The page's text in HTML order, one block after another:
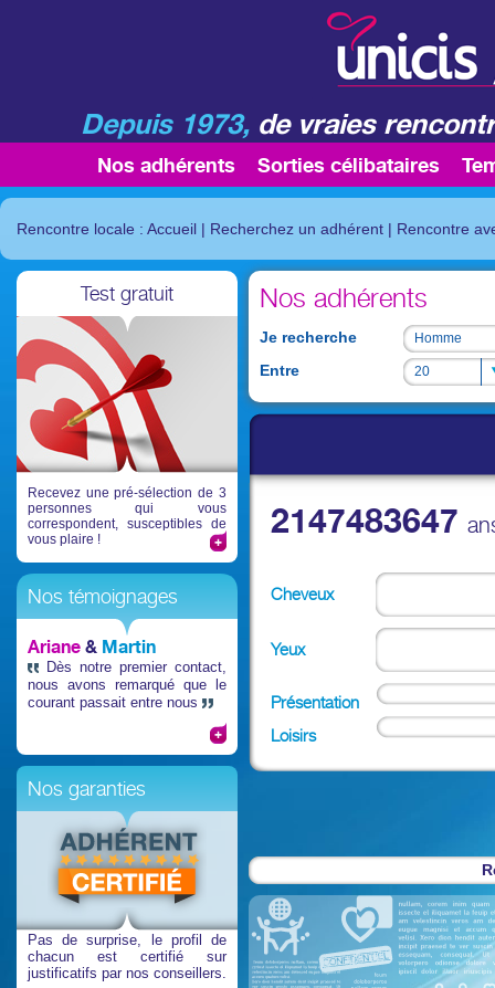
Depuis 1973, de vraies
Nos adhérents Sorties célibataires
Rencontre locale : Accueil | Recherchez un adhérent | Rencontre
Test gratuit
Recevez une pré-sélection de 3
personnes qui vous
correspondent, susceptibles de
vous plaire !
Nos témoignages
Ariane & Martin
Dès notre premier contact,
nous avons remarqué que le
courant passait entre nous
Nos garanties
Pas de surprise, le profil de
chacun est certifié sur
justificatifs par nos conseillers.
Nos adhérents
Je recherche Homme
Homme
Entre 20
20
2147483647
Cheveux
Yeux
Présentation
Loisirs